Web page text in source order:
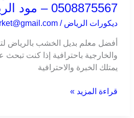
0508875567 – مود الرياض للديكورات
ديكورات الرياض /
أفضل معلم بديل الخشب بالرياض
والخارجية باحترافية إذا كنت
يمتلك الخبرة والاحترافية
قراءة المزيد »